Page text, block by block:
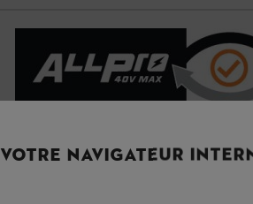
VOTRE NAVIGATEUR